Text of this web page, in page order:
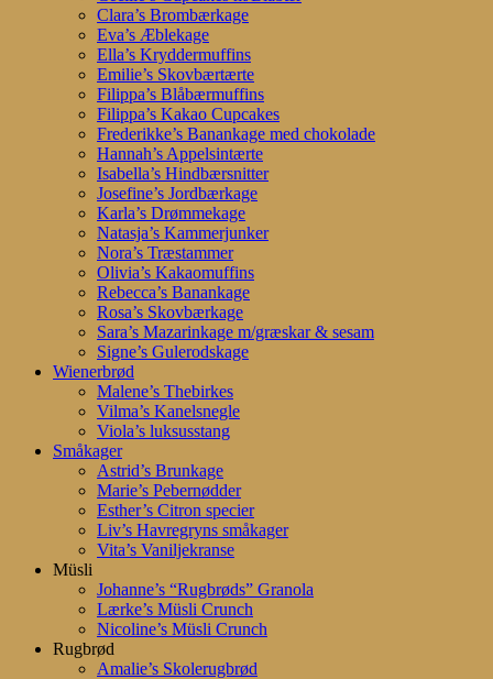
Clara’s Brombærkage
Eva’s Æblekage
Ella’s Kryddermuffins
Emilie’s Skovbærtærte
Filippa’s Blåbærmuffins
Filippa’s Kakao Cupcakes
Frederikke’s Banankage med chokolade
Hannah’s Appelsintærte
Isabella’s Hindbærsnitter
Josefine’s Jordbærkage
Karla’s Drømmekage
Natasja’s Kammerjunker
Nora’s Træstammer
Olivia’s Kakaomuffins
Rebecca’s Banankage
Rosa’s Skovbærkage
Sara’s Mazarinkage m/græskar & sesam
Signe’s Gulerodskage
Wienerbrød
Malene’s Thebirkes
Vilma’s Kanelsnegle
Viola’s luksusstang
Småkager
Astrid’s Brunkage
Marie’s Pebernødder
Esther’s Citron specier
Liv’s Havregryns småkager
Vita’s Vaniljekranse
Müsli
Johanne’s “Rugbrøds” Granola
Lærke’s Müsli Crunch
Nicoline’s Müsli Crunch
Rugbrød
Amalie’s Skolerugbrød